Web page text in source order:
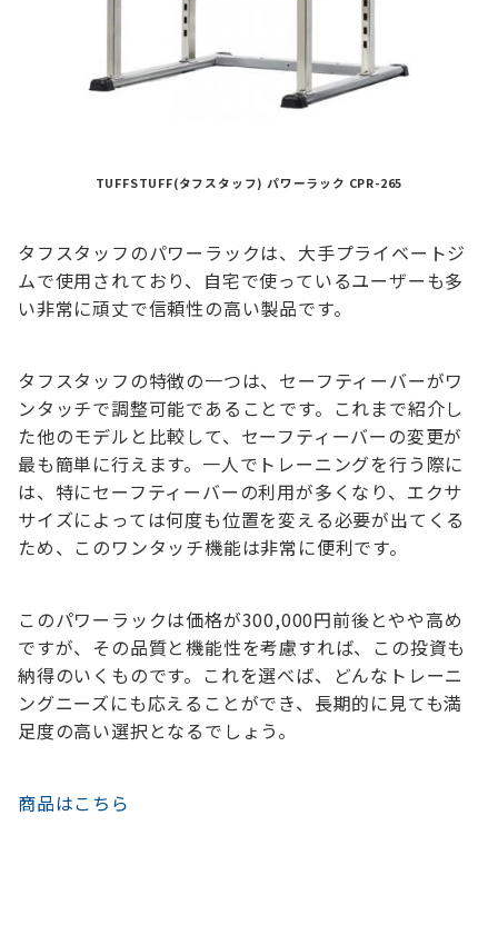
TUFFSTUFF(タフスタッフ) パワーラック CPR-265
タフスタッフのパワーラックは、大手プライベートジ
ムで使用されており、自宅で使っているユーザーも多
い非常に頑丈で信頼性の高い製品です。
タフスタッフの特徴の一つは、セーフティーバーがワ
ンタッチで調整可能であることです。これまで紹介し
た他のモデルと比較して、セーフティーバーの変更が
最も簡単に行えます。一人でトレーニングを行う際に
は、特にセーフティーバーの利用が多くなり、エクサ
サイズによっては何度も位置を変える必要が出てくる
ため、このワンタッチ機能は非常に便利です。
このパワーラックは価格が300,000円前後とやや高め
ですが、その品質と機能性を考慮すれば、この投資も
納得のいくものです。これを選べば、どんなトレーニ
ングニーズにも応えることができ、長期的に見ても満
足度の高い選択となるでしょう。
商品はこちら